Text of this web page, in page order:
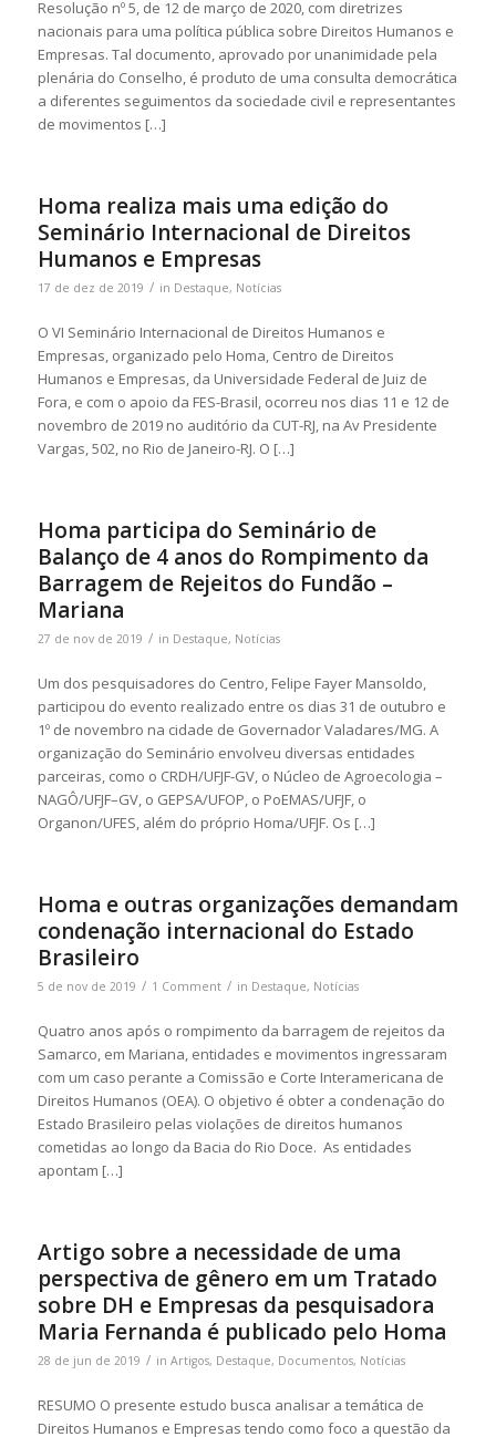
Resolução nº 5, de 12 de março de 2020, com diretrizes
nacionais para uma política pública sobre Direitos Humanos e
Empresas. Tal documento, aprovado por unanimidade pela
plenária do Conselho, é produto de uma consulta democrática
a diferentes seguimentos da sociedade civil e representantes
de movimentos […]
Homa realiza mais uma edição do
Seminário Internacional de Direitos
Humanos e Empresas
17 de dez de 2019 / in Destaque, Notícias
O VI Seminário Internacional de Direitos Humanos e
Empresas, organizado pelo Homa, Centro de Direitos
Humanos e Empresas, da Universidade Federal de Juiz de
Fora, e com o apoio da FES-Brasil, ocorreu nos dias 11 e 12 de
novembro de 2019 no auditório da CUT-RJ, na Av Presidente
Vargas, 502, no Rio de Janeiro-RJ. O […]
Homa participa do Seminário de
Balanço de 4 anos do Rompimento da
Barragem de Rejeitos do Fundão –
Mariana
27 de nov de 2019 / in Destaque, Notícias
Um dos pesquisadores do Centro, Felipe Fayer Mansoldo,
participou do evento realizado entre os dias 31 de outubro e
1º de novembro na cidade de Governador Valadares/MG. A
organização do Seminário envolveu diversas entidades
parceiras, como o CRDH/UFJF-GV, o Núcleo de Agroecologia –
NAGÔ/UFJF–GV, o GEPSA/UFOP, o PoEMAS/UFJF, o
Organon/UFES, além do próprio Homa/UFJF. Os […]
Homa e outras organizações demandam
condenação internacional do Estado
Brasileiro
5 de nov de 2019 / 1 Comment / in Destaque, Notícias
Quatro anos após o rompimento da barragem de rejeitos da
Samarco, em Mariana, entidades e movimentos ingressaram
com um caso perante a Comissão e Corte Interamericana de
Direitos Humanos (OEA). O objetivo é obter a condenação do
Estado Brasileiro pelas violações de direitos humanos
cometidas ao longo da Bacia do Rio Doce. As entidades
apontam […]
Artigo sobre a necessidade de uma
perspectiva de gênero em um Tratado
sobre DH e Empresas da pesquisadora
Maria Fernanda é publicado pelo Homa
28 de jun de 2019 / in Artigos, Destaque, Documentos, Notícias
RESUMO O presente estudo busca analisar a temática de
Direitos Humanos e Empresas tendo como foco a questão da